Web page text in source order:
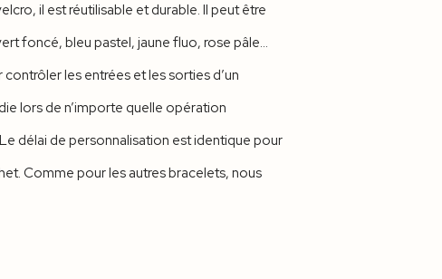
il est réutilisable et durable. Il peut être
foncé, bleu pastel, jaune fluo, rose pâle...
les entrées et les sorties d’un
lors de n’importe quelle opération
délai de personnalisation est identique pour
Comme pour les autres bracelets, nous